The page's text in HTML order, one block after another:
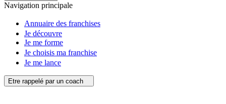
Navigation principale
Annuaire des franchises
Je découvre
Je me forme
Je choisis ma franchise
Je me lance
Etre rappelé par un coach